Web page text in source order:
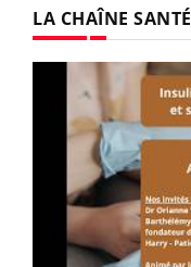
LA CHAÎNE SANTÉ